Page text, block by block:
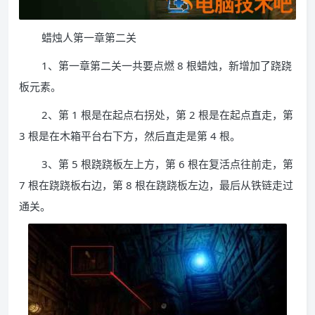
蜡烛人第一章第二关
1、第一章第二关一共要点燃 8 根蜡烛，新增加了跷跷
板元素。
2、第 1 根是在起点右拐处，第 2 根是在起点直走，第
3 根是在木箱平台右下方，然后直走是第 4 根。
3、第 5 根跷跷板左上方，第 6 根在复活点往前走，第
7 根在跷跷板右边，第 8 根在跷跷板左边，最后从铁链走过
通关。